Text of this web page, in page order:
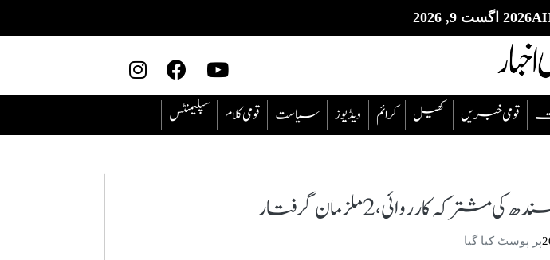
سپلیمنٹس قومی کلام سیاست ویڈیوز ‎کرائم کھیل قومی خبریں
کارروائی، 2 ملزمان گرفتار
پر پوسٹ کیا گیا